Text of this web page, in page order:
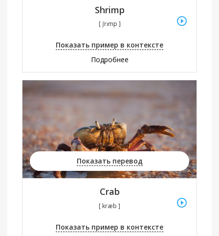
Shrimp
[ ʃrɪmp ]
Показать пример в контексте
Подробнее
Показать перевод
Crab
[ kræb ]
Показать пример в контексте